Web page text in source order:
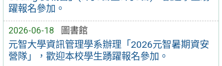
躍報名參加。
2026-06-18 圖書館
元智大學資訊管理學系辦理「2026元智暑期資安
營隊」，歡迎本校學生踴躍報名參加。